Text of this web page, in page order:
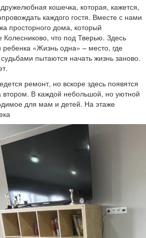
кошечка, которая, кажется,
каждого гостя. Вместе с нами
просторного дома, который
что под Тверью. Здесь
«Жизнь одна» – место, где
пытаются начать жизнь заново.
ремонт, но вскоре здесь появятся
В каждой небольшой, но уютной
для мам и детей. На этаже